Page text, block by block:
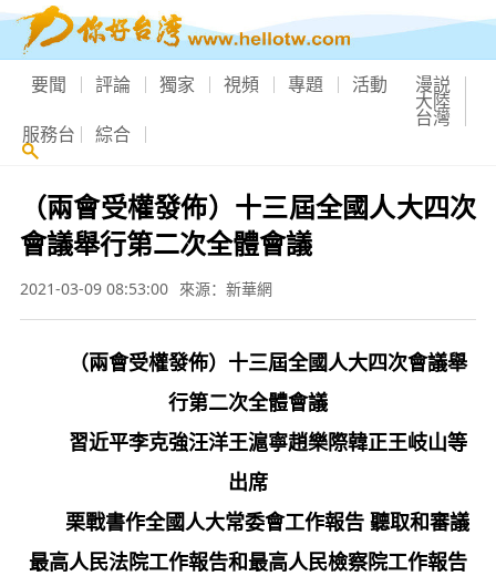
要聞 評論 獨家 視頻 專題 活動 漫説
大陸
台灣
服務台 綜合
（兩會受權發佈）十三屆全國人大四次
會議舉行第二次全體會議
2021-03-09 08:53:00 來源：新華網
（兩會受權發佈）十三屆全國人大四次會議舉
行第二次全體會議
習近平李克強汪洋王滬寧趙樂際韓正王岐山等
出席
栗戰書作全國人大常委會工作報告 聽取和審議
最高人民法院工作報告和最高人民檢察院工作報告